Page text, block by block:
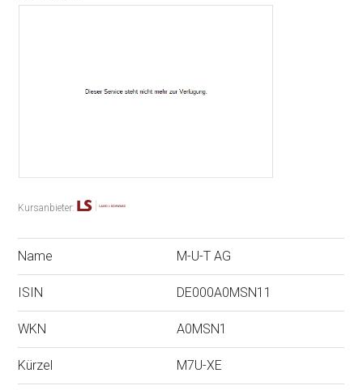
Kursanbieter:
Name M-U-T AG
ISIN DE000A0MSN11
WKN A0MSN1
Kürzel M7U-XE